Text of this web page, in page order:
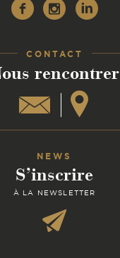
CONTACT
rencontrer
NEWS
S’inscrire
À LA NEWSLETTER